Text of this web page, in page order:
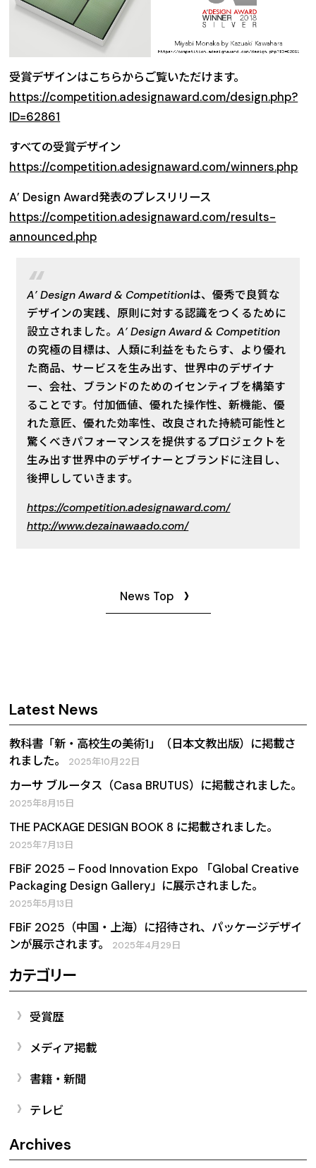
受賞デザインはこちらからご覧いただけます。
https://competition.adesignaward.com/design.php?
ID=62861
すべての受賞デザイン
https://competition.adesignaward.com/winners.php
A’ Design Award発表のプレスリリース
https://competition.adesignaward.com/results-
announced.php
A’ Design Award & Competitionは、優秀で良質な
デザインの実践、原則に対する認識をつくるために
設立されました。A’ Design Award & Competition
の究極の目標は、人類に利益をもたらす、より優れ
た商品、サービスを生み出す、世界中のデザイナ
ー、会社、ブランドのためのイセンティブを構築す
ることです。付加価値、優れた操作性、新機能、優
れた意匠、優れた効率性、改良された持続可能性と
驚くべきパフォーマンスを提供するプロジェクトを
生み出す世界中のデザイナーとブランドに注目し、
後押ししていきます。
https://competition.adesignaward.com/
http://www.dezainawaado.com/
News Top
Latest News
教科書「新・高校生の美術1」（日本文教出版）に掲載さ
れました。
2025年10月22日
カーサ ブルータス（Casa BRUTUS）に掲載されました。
2025年8月15日
THE PACKAGE DESIGN BOOK 8 に掲載されました。
2025年7月13日
FBiF 2025 – Food Innovation Expo 「Global Creative
Packaging Design Gallery」に展示されました。
2025年5月13日
FBiF 2025（中国・上海）に招待され、パッケージデザイ
ンが展示されます。
2025年4月29日
カテゴリー
受賞歴
メディア掲載
書籍・新聞
テレビ
Archives